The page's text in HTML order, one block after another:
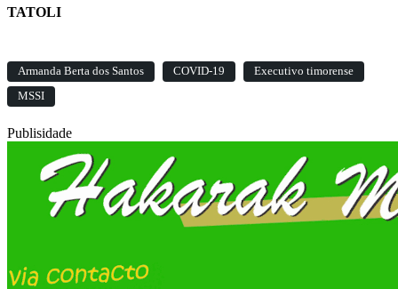
TATOLI
Armanda Berta dos Santos COVID-19
Executivo timorense
MSSI
Publisidade